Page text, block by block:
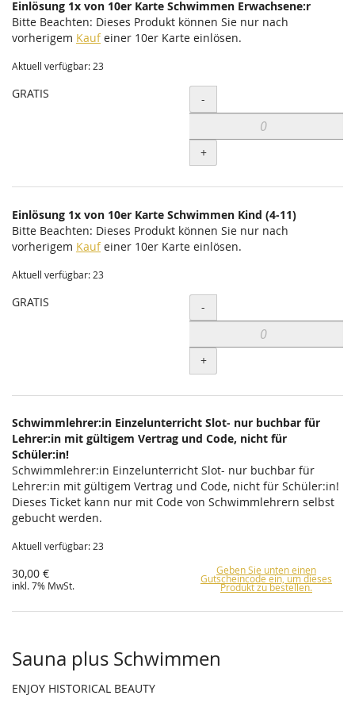
Einlösung 1x von 10er Karte Schwimmen Erwachsene:r
Bitte Beachten: Dieses Produkt können Sie nur nach
vorherigem Kaufeiner 10er Karte einlösen.
Aktuell verfügbar: 23
GRATIS Menge
-
+
Einlösung 1x von 10er Karte Schwimmen Kind (4-11)
Bitte Beachten: Dieses Produkt können Sie nur nach
vorherigem Kaufeiner 10er Karte einlösen.
Aktuell verfügbar: 23
GRATIS Menge
-
+
Schwimmlehrer:in Einzelunterricht Slot- nur buchbar für
Lehrer:in mit gültigem Vertrag und Code, nicht für
Schüler:in!
Schwimmlehrer:in Einzelunterricht Slot- nur buchbar für
Lehrer:in mit gültigem Vertrag und Code, nicht für Schüler:in!
Dieses Ticket kann nur mit Code von Schwimmlehrern selbst
gebucht werden.
Aktuell verfügbar: 23
30,00 €
inkl. 7% MwSt.
Geben Sie unten einen
Gutscheincode ein, um dieses
Produkt zu bestellen.
Sauna plus Schwimmen
ENJOY HISTORICAL BEAUTY